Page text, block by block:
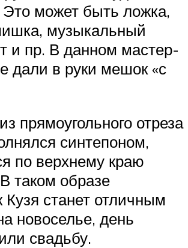
Это может быть ложка,
музыкальный
и пр. В данном мастер-
дали в руки мешок «с
прямоугольного отреза
синтепоном,
по верхнему краю
таком образе
станет отличным
новоселье, день
свадьбу.